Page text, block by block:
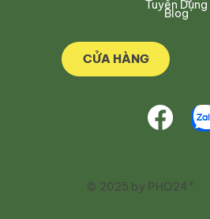
Tuyển Dụng
Blog
CỬA HÀNG
© 2025 by PHO24®